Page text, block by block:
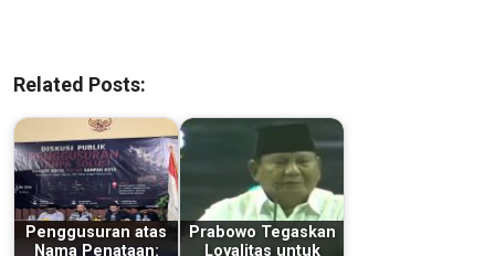
Related Posts:
Penggusuran atas
Nama Penataan:
Prabowo Tegaskan
Loyalitas untuk